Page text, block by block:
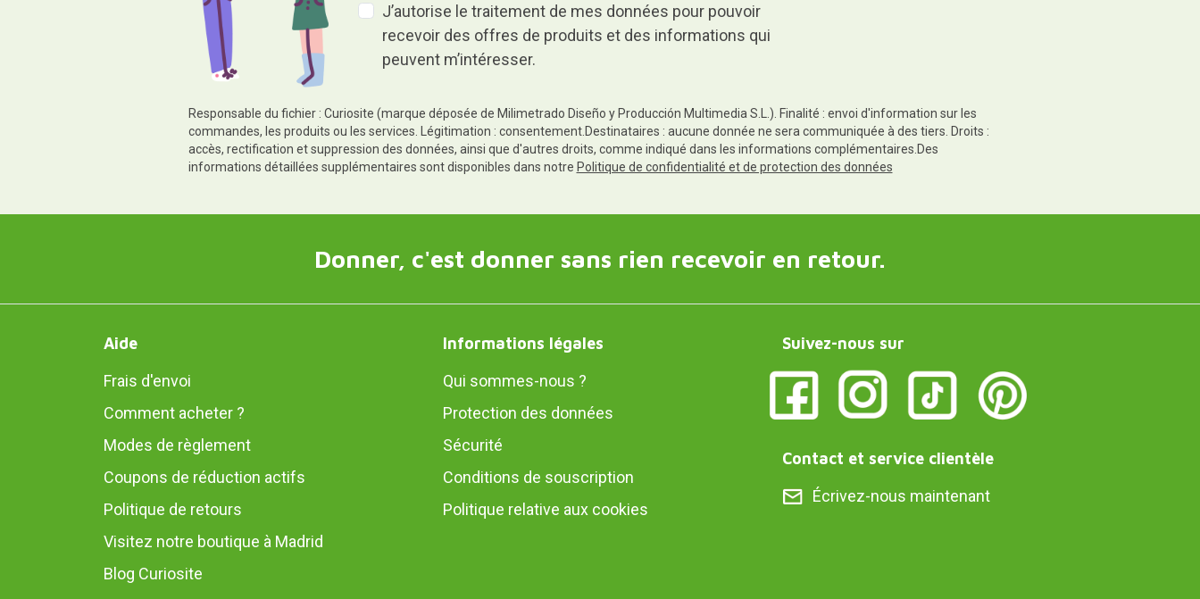
J’autorise le traitement de mes données pour pouvoir
recevoir des offres de produits et des informations qui
peuvent m’intéresser.
Responsable du fichier : Curiosite (marque déposée de Milimetrado Diseño y Producción Multimedia S.L.). Finalité : envoi d'information sur les
commandes, les produits ou les services. Légitimation : consentement.Destinataires : aucune donnée ne sera communiquée à des tiers. Droits :
accès, rectification et suppression des données, ainsi que d'autres droits, comme indiqué dans les informations complémentaires.Des
informations détaillées supplémentaires sont disponibles dans notre Politique de confidentialité et de protection des données
Donner, c'est donner sans rien recevoir en retour.
Aide
Frais d'envoi
Comment acheter ?
Modes de règlement
Coupons de réduction actifs
Politique de retours
Visitez notre boutique à Madrid
Blog Curiosite
Informations légales
Qui sommes-nous ?
Protection des données
Sécurité
Conditions de souscription
Politique relative aux cookies
Suivez-nous sur
Contact et service clientèle
Écrivez-nous maintenant